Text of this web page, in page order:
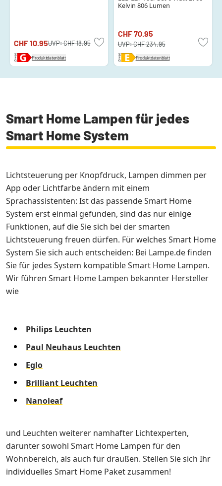
CHF 10.95UVP:CHF 18.95
Produktdatenblatt
Kelvin 806 Lumen
CHF 70.95
UVP:CHF 234.95
Produktdatenblatt
Smart Home Lampen für jedes
Smart Home System
Lichtsteuerung per Knopfdruck, Lampen dimmen per
App oder Lichtfarbe ändern mit einem
Sprachassistenten: Ist das passende Smart Home
System erst einmal gefunden, sind das nur einige
Funktionen, auf die Sie sich bei der smarten
Lichtsteuerung freuen dürfen. Für welches Smart Home
System Sie sich auch entscheiden: Bei Lampe.de finden
Sie für jedes System kompatible Smart Home Lampen.
Wir führen Smart Home Lampen bekannter Hersteller
wie
Philips Leuchten
Paul Neuhaus Leuchten
Eglo
Brilliant Leuchten
Nanoleaf
und Leuchten weiterer namhafter Lichtexperten,
darunter sowohl Smart Home Lampen für den
Wohnbereich, als auch für draußen. Stellen Sie sich Ihr
individuelles Smart Home Paket zusammen!